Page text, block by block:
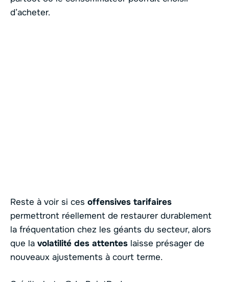
d’acheter.
Reste à voir si ces offensives tarifaires
permettront réellement de restaurer durablement
la fréquentation chez les géants du secteur, alors
que la volatilité des attentes laisse présager de
nouveaux ajustements à court terme.